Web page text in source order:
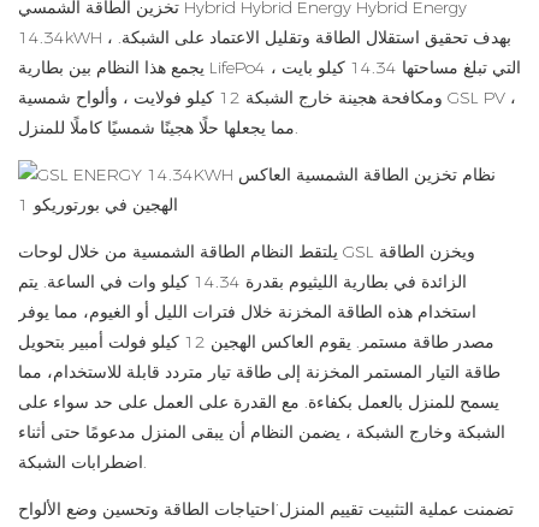
تخزين الطاقة الشمسي Hybrid Hybrid Energy Hybrid Energy
14.34kWH ، بهدف تحقيق استقلال الطاقة وتقليل الاعتماد على الشبكة.
يجمع هذا النظام بين بطارية LifePo4 التي تبلغ مساحتها 14.34 كيلو بايت ،
ومكافحة هجينة خارج الشبكة 12 كيلو فولايت ، وألواح شمسية GSL PV ،
مما يجعلها حلًا هجينًا شمسيًا كاملًا للمنزل.
يلتقط النظام الطاقة الشمسية من خلال لوحات GSL ويخزن الطاقة
الزائدة في بطارية الليثيوم بقدرة 14.34 كيلو وات في الساعة. يتم
استخدام هذه الطاقة المخزنة خلال فترات الليل أو الغيوم، مما يوفر
مصدر طاقة مستمر. يقوم العاكس الهجين 12 كيلو فولت أمبير بتحويل
طاقة التيار المستمر المخزنة إلى طاقة تيار متردد قابلة للاستخدام، مما
يسمح للمنزل بالعمل بكفاءة. مع القدرة على العمل على حد سواء على
الشبكة وخارج الشبكة ، يضمن النظام أن يبقى المنزل مدعومًا حتى أثناء
اضطرابات الشبكة.
تضمنت عملية التثبيت تقييم المنزل’احتياجات الطاقة وتحسين وضع الألواح